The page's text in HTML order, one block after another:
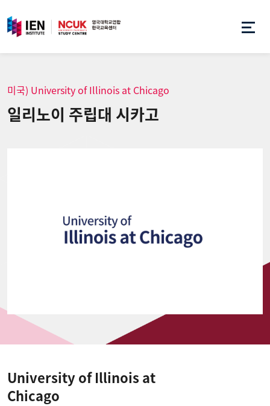
미국) University of Illinois at Chicago
일리노이 주립대 시카고
University of Illinois at
Chicago